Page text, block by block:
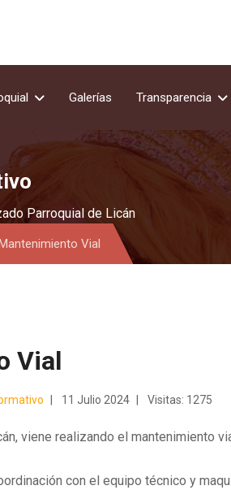
Galerías Transparencia
Parroquial de Licán
Vial
Vial
11 Julio 2024 Visitas: 1275
viene realizando el mantenimiento
con el equipo técnico y